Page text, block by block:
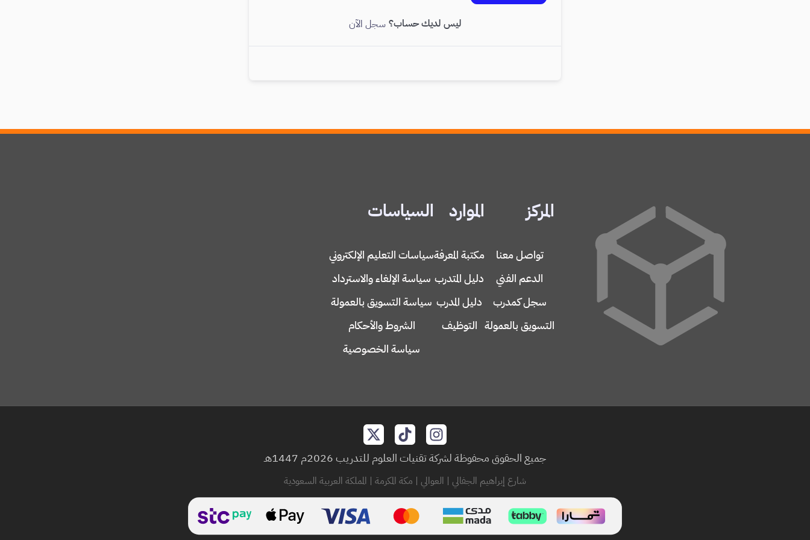
ليس لديك حساب؟ سجل الآن
المركز
تواصل معنا
الدعم الفني
سجل كمدرب
التسويق بالعمولة
الموارد
مكتبة المعرفة
دليل المتدرب
دليل المدرب
التوظيف
السياسات
سياسات التعليم الإلكتروني
سياسة الإلغاء والاسترداد
سياسة التسويق بالعمولة
الشروط والأحكام
سياسة الخصوصية
جميع الحقوق محفوظة لشركة تقنيات العلوم للتدريب 2026م 1447هـ
شارع إبراهيم الجفالي | العوالي | مكة المكرمة | المملكة العربية السعودية